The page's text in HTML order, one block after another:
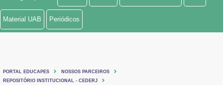
Ministério de Minas e Energia
Ministério do Turismo
Material UAB Periódicos
PORTAL EDUCAPES
NOSSOS PARCEIROS
REPOSITÓRIO INSTITUCIONAL - CEDERJ